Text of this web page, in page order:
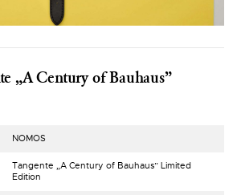
„A Century of Bauhaus”
NOMOS
Tangente „A Century of Bauhaus” Limited
Edition